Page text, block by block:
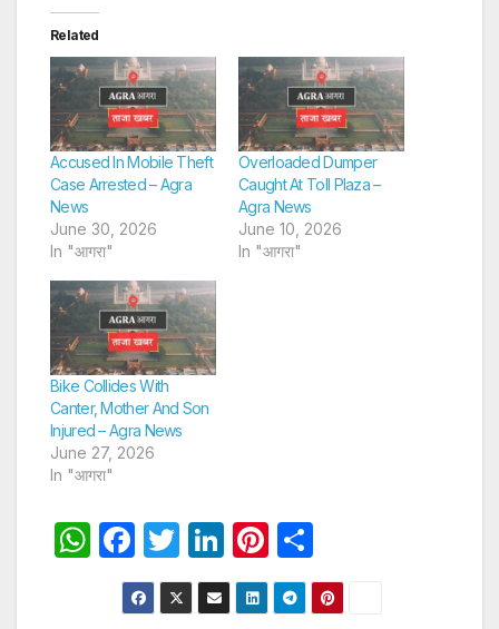
Related
Accused In Mobile Theft
Case Arrested – Agra
News
June 30, 2026
In "आगरा"
Overloaded Dumper
Caught At Toll Plaza –
Agra News
June 10, 2026
In "आगरा"
Bike Collides With
Canter, Mother And Son
Injured – Agra News
June 27, 2026
In "आगरा"
W F
a
c
T
w
itt
Li
n
k
Pi
nt
er
h
ar